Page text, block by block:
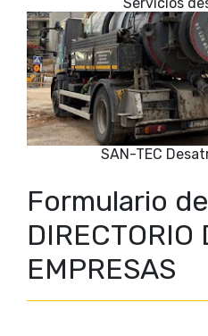
SAN-TEC
Formulario
DIRECTORIO
EMPRESAS